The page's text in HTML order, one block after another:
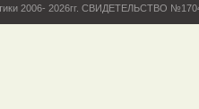
2006- 2026гг. СВИДЕТЕЛЬСТВО